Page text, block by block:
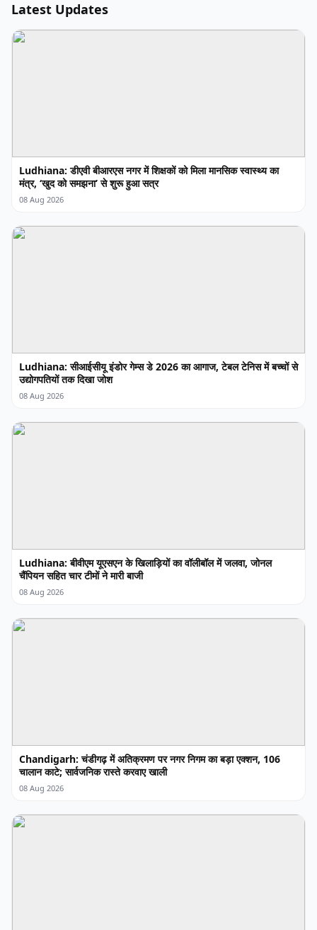
Latest Updates
Ludhiana: डीएवी बीआरएस नगर में शिक्षकों को मिला मानसिक स्वास्थ्य का
मंत्र, ‘खुद को समझना’ से शुरू हुआ सत्र
08 Aug 2026
Ludhiana: सीआईसीयू इंडोर गेम्स डे 2026 का आगाज, टेबल टेनिस में बच्चों से
उद्योगपतियों तक दिखा जोश
08 Aug 2026
Ludhiana: बीवीएम यूएसएन के खिलाड़ियों का वॉलीबॉल में जलवा, जोनल
चैंपियन सहित चार टीमों ने मारी बाजी
08 Aug 2026
Chandigarh: चंडीगढ़ में अतिक्रमण पर नगर निगम का बड़ा एक्शन, 106
चालान काटे; सार्वजनिक रास्ते करवाए खाली
08 Aug 2026